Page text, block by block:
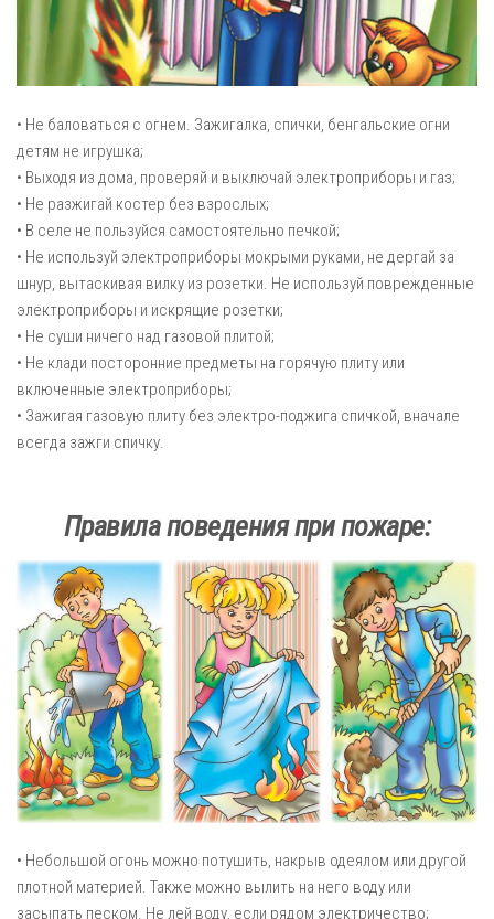
• Не баловаться с огнем. Зажигалка, спички, бенгальские огни
детям не игрушка;
• Выходя из дома, проверяй и выключай электроприборы и газ;
• Не разжигай костер без взрослых;
• В селе не пользуйся самостоятельно печкой;
• Не используй электроприборы мокрыми руками, не дергай за
шнур, вытаскивая вилку из розетки. Не используй поврежденные
электроприборы и искрящие розетки;
• Не суши ничего над газовой плитой;
• Не клади посторонние предметы на горячую плиту или
включенные электроприборы;
• Зажигая газовую плиту без электро-поджига спичкой, вначале
всегда зажги спичку.
Правила поведения при пожаре:
• Небольшой огонь можно потушить, накрыв одеялом или другой
плотной материей. Также можно вылить на него воду или
засыпать песком. Не лей воду, если рядом электричество;